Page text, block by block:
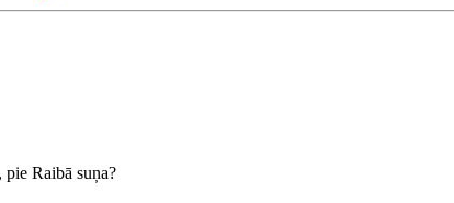
Raibā suņa?